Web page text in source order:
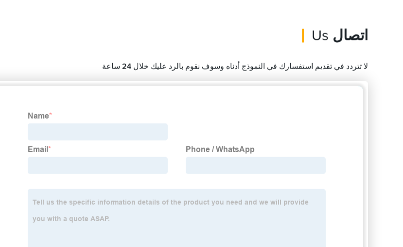
اتصال
لا تتردد في تقديم استفسارك في النموذج أدناه وسوف نقوم بالرد عليك خلال 24 ساعة